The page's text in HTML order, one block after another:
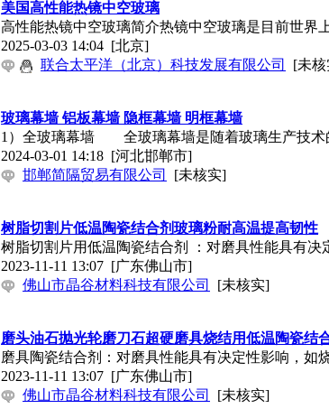
美国高性能热镜中空玻璃
高性能热镜中空玻璃简介热镜中空玻璃是目前世界
2025-03-03 14:04 [北京]
联合太平洋（北京）科技发展有限公司
[未
玻璃幕墙 铝板幕墙 隐框幕墙 明框幕墙
1）全玻璃幕墙 全玻璃幕墙是随着玻璃生产技术
2024-03-01 14:18 [河北邯郸市]
邯郸简隔贸易有限公司
[未核实]
树脂切割片低温陶瓷结合剂玻璃粉耐高温提高韧性
树脂切割片用低温陶瓷结合剂 ：对磨具性能具有
2023-11-11 13:07 [广东佛山市]
佛山市晶谷材料科技有限公司
[未核实]
磨头油石抛光轮磨刀石超硬磨具烧结用低温陶瓷结
磨具陶瓷结合剂：对磨具性能具有决定性影响，如
2023-11-11 13:07 [广东佛山市]
佛山市晶谷材料科技有限公司
[未核实]